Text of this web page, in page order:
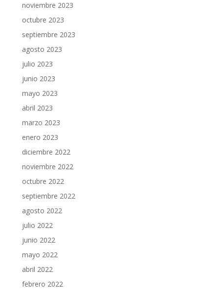
noviembre 2023
octubre 2023
septiembre 2023
agosto 2023
julio 2023
junio 2023
mayo 2023
abril 2023
marzo 2023
enero 2023
diciembre 2022
noviembre 2022
octubre 2022
septiembre 2022
agosto 2022
julio 2022
junio 2022
mayo 2022
abril 2022
febrero 2022